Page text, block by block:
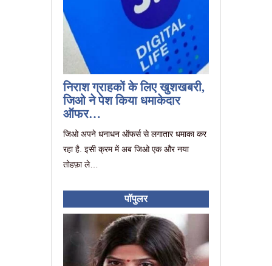
निराश ग्राहकों के लिए खुशखबरी,
जिओ ने पेश किया धमाकेदार
ऑफर…
जिओ अपने धनाधन ऑफर्स से लगातार धमाका कर
रहा है. इसी क्रम में अब जिओ एक और नया
तोहफ़ा ले…
पॉपुलर